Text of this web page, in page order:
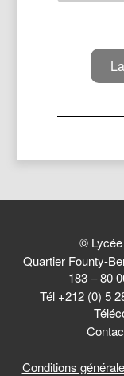
© Lycée
Quartier Founty-
183 – 80
Tél +212 (0) 5
Conditions